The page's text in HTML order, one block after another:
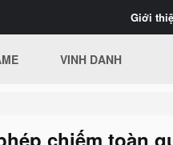
Giới
VINH DANH
chiếm toàn